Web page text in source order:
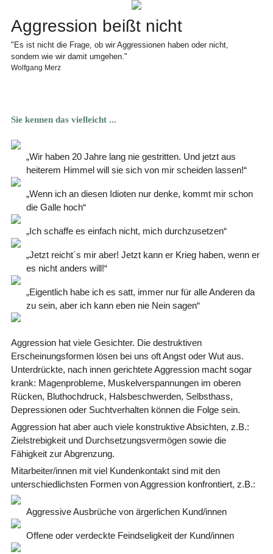
Aggression beißt nicht
"Es ist nicht die Frage, ob wir Aggressionen haben oder nicht,
sondern wie wir damit umgehen."
Wolfgang Merz
Sie kennen das vielleicht ...
„Wir haben 20 Jahre lang nie gestritten. Und jetzt aus
heiterem Himmel will sie sich von mir scheiden lassen!“
„Wenn ich an diesen Idioten nur denke, kommt mir schon
die Galle hoch“
„Ich schaffe es einfach nicht, mich durchzusetzen“
„Jetzt reicht´s mir aber! Jetzt kann er Krieg haben, wenn er
es nicht anders will!“
„Eigentlich habe ich es satt, immer nur für alle Anderen da
zu sein, aber ich kann eben nie Nein sagen“
Aggression hat viele Gesichter. Die destruktiven
Erscheinungsformen lösen bei uns oft Angst oder Wut aus.
Unterdrückte, nach innen gerichtete Aggression macht sogar
krank: Magenprobleme, Muskelverspannungen im oberen
Rücken, Bluthochdruck, Halsbeschwerden, Selbsthass,
Depressionen oder Suchtverhalten können die Folge sein.
Aggression hat aber auch viele konstruktive Absichten, z.B.:
Zielstrebigkeit und Durchsetzungsvermögen sowie die
Fähigkeit zur Abgrenzung.
Mitarbeiter/innen mit viel Kundenkontakt sind mit den
unterschiedlichsten Formen von Aggression konfrontiert, z.B.:
Aggressive Ausbrüche von ärgerlichen Kund/innen
Offene oder verdeckte Feindseligkeit der Kund/innen